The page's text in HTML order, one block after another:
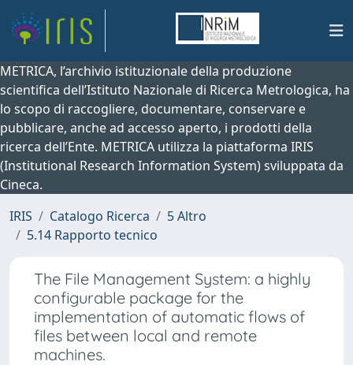
METRICA, l’archivio istituzionale della produzione
scientifica dell’Istituto Nazionale di Ricerca Metrologica, ha
lo scopo di raccogliere, documentare, conservare e
pubblicare, anche ad accesso aperto, i prodotti della
ricerca dell’Ente. METRICA utilizza la piattaforma IRIS
(Institutional Research Information System) sviluppata da
Cineca.
IRIS
Catalogo Ricerca
5 Altro
5.14 Rapporto tecnico
The File Management System: a highly
configurable package for the
implementation of automatic flows of
files between local and remote
machines.